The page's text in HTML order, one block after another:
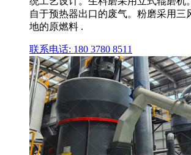
自于预热器出口的废气。粉磨采用三
地的原燃料 .
联系电话: 180 3780 8511